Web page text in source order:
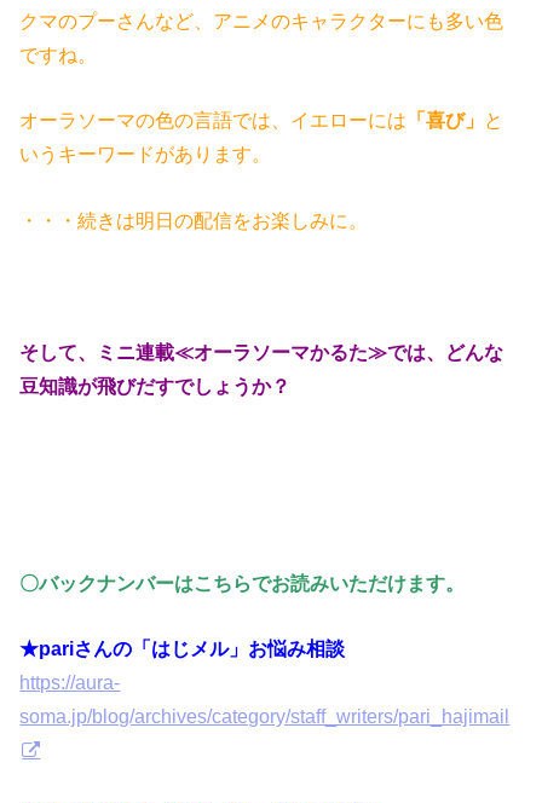
クマのプーさんなど、アニメのキャラクターにも多い色
ですね。
オーラソーマの色の言語では、イエローには 「喜び」 と
いうキーワードがあります。
・・・続きは明日の配信をお楽しみに。
そして、ミニ連載≪オーラソーマかるた≫では、どんな
豆知識が飛びだすでしょうか？
〇バックナンバーはこちらでお読みいただけます。
★pariさんの「はじメル」お悩み相談
https://aura-
soma.jp/blog/archives/category/staff_writers/pari_hajimail